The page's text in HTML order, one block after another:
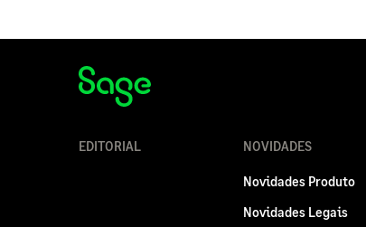
EDITORIAL NOVIDADES
Novidades Produto
Novidades Legais